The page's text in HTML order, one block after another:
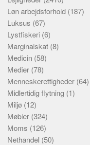
Løn arbejdsforhold (187)
Luksus (67)
Lystfiskeri (6)
Marginalskat (8)
Medicin (58)
Medier (78)
Menneskerettigheder (64)
Midlertidig flytning (1)
Miljø (12)
Møbler (324)
Moms (126)
Nethandel (50)